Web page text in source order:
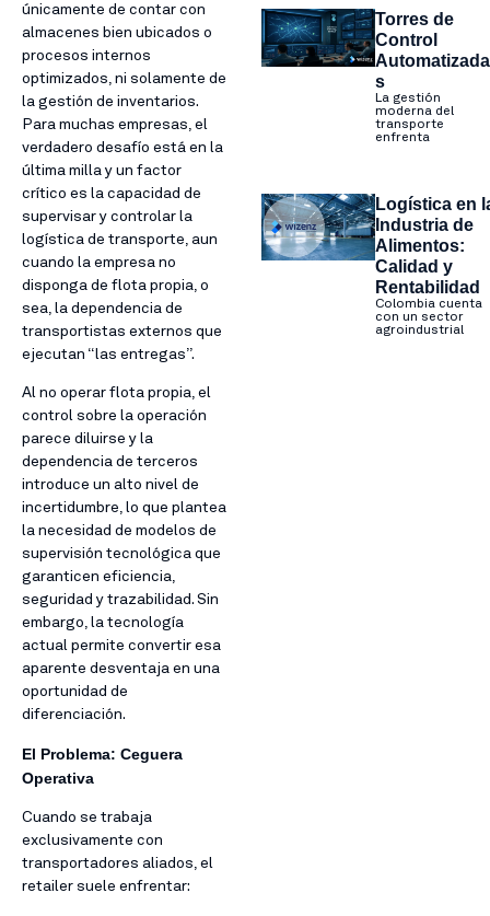
únicamente de contar con
almacenes bien ubicados o
procesos internos
optimizados, ni solamente de
la gestión de inventarios.
Para muchas empresas, el
verdadero desafío está en la
última milla y un factor
crítico es la capacidad de
supervisar y controlar la
logística de transporte, aun
cuando la empresa no
disponga de flota propia, o
sea, la dependencia de
transportistas externos que
ejecutan “las entregas”.
Al no operar flota propia, el
control sobre la operación
parece diluirse y la
dependencia de terceros
introduce un alto nivel de
incertidumbre, lo que plantea
la necesidad de modelos de
supervisión tecnológica que
garanticen eficiencia,
seguridad y trazabilidad. Sin
embargo, la tecnología
actual permite convertir esa
aparente desventaja en una
oportunidad de
diferenciación.
El Problema: Ceguera
Operativa
Cuando se trabaja
exclusivamente con
transportadores aliados, el
retailer suele enfrentar:
Torres de
Control
Automatizada
s
La gestión
moderna del
transporte
enfrenta
Logística en
Industria de
Alimentos:
Calidad y
Rentabilidad
Colombia cuenta
con un sector
agroindustrial